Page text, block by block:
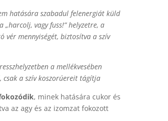
hatására szabadul felenergiát küld
„harcolj, vagy fuss!” helyzetre, a
vér mennyiségét, biztosítva a szív
a mellékvesében
a szív koszorúereit tágítja
, minek hatására cukor és
az agy és az izomzat fokozott